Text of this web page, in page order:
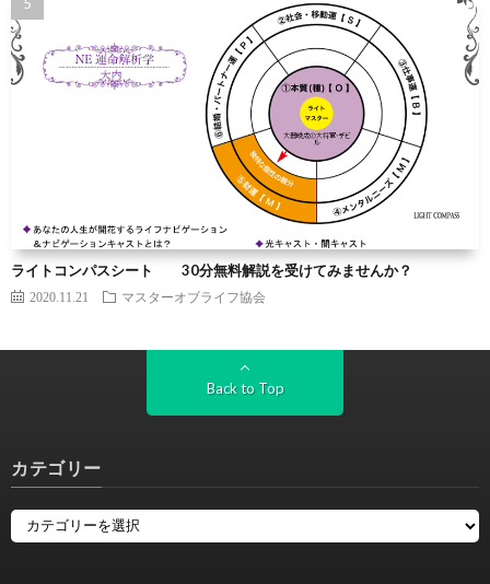
ライトコンパスシート 30分無料解説を受けてみませんか？
2020.11.21 マスターオブライフ協会
Back to Top
カテゴリー